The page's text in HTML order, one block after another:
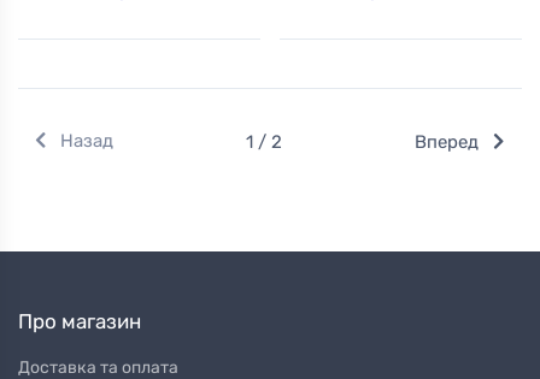
Назад 1 / 2 Вперед
Про магазин
Доставка та оплата